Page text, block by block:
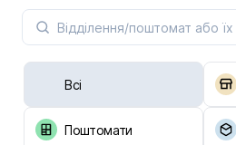
Всі
Поштомати